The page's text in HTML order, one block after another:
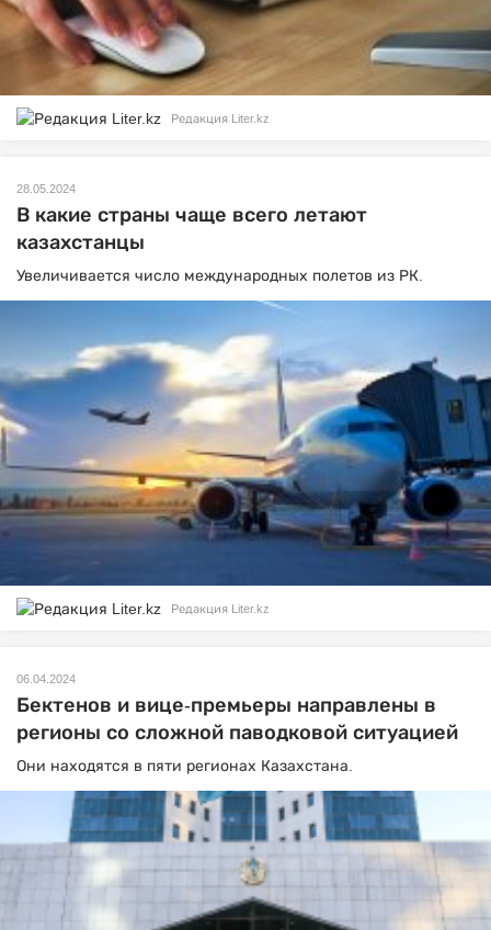
Редакция Liter.kz
28.05.2024
В какие страны чаще всего летают
казахстанцы
Увеличивается число международных полетов из РК.
Редакция Liter.kz
06.04.2024
Бектенов и вице-премьеры направлены в
регионы со сложной паводковой ситуацией
Они находятся в пяти регионах Казахстана.